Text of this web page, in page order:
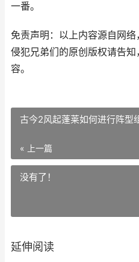
一番。
免责声明：以上内容源自网
侵犯兄弟们的原创版权请告
容。
古今2风起蓬莱如何进行阵型
« 上一篇
没有了！
延伸阅读